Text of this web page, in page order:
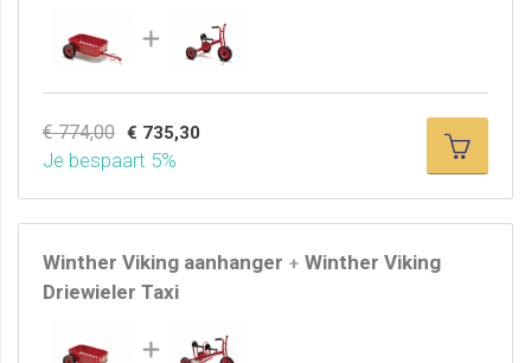
€ 774,00 € 735,30
Je bespaart 5%
Winther Viking aanhanger + Winther Viking
Driewieler Taxi